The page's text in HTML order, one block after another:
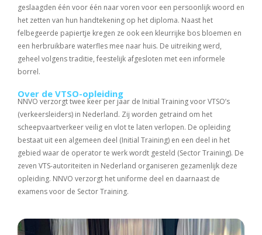
geslaagden één voor één naar voren voor een persoonlijk woord en
het zetten van hun handtekening op het diploma. Naast het
felbegeerde papiertje kregen ze ook een kleurrijke bos bloemen en
een herbruikbare waterfles mee naar huis. De uitreiking werd,
geheel volgens traditie, feestelijk afgesloten met een informele
borrel.
Over de VTSO-opleiding
NNVO verzorgt twee keer per jaar de Initial Training voor VTSO’s
(verkeersleiders) in Nederland. Zij worden getraind om het
scheepvaartverkeer veilig en vlot te laten verlopen. De opleiding
bestaat uit een algemeen deel (Initial Training) en een deel in het
gebied waar de operator te werk wordt gesteld (Sector Training). De
zeven VTS-autoriteiten in Nederland organiseren gezamenlijk deze
opleiding. NNVO verzorgt het uniforme deel en daarnaast de
examens voor de Sector Training.